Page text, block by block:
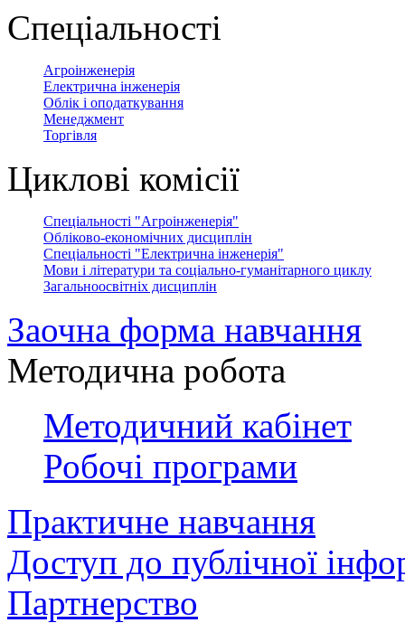
Спеціальності
Агроінженерія
Електрична інженерія
Облік і оподаткування
Менеджмент
Торгівля
Циклові комісії
Спеціальності "Агроінженерія"
Обліково-економічних дисциплін
Спеціальності "Електрична інженерія"
Мови і літератури та соціально-гуманітарного циклу
Загальноосвітніх дисциплін
Заочна форма навчання
Методична робота
Методичний кабінет
Робочі програми
Практичне навчання
Доступ до публічної
Партнерство